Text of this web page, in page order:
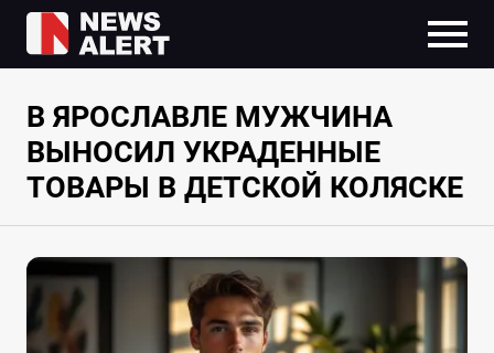
В ЯРОСЛАВЛЕ МУЖЧИНА
ВЫНОСИЛ УКРАДЕННЫЕ
ТОВАРЫ В ДЕТСКОЙ КОЛЯСКЕ